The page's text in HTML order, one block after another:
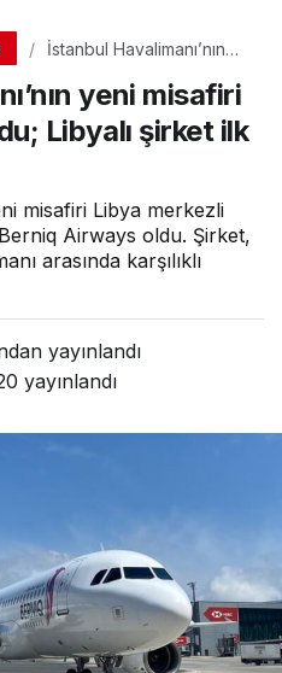
İstanbul Havalimanı’nın
Airways oldu; Libyalı
şirket ilk seferini yaptı
yeni misafiri
Libyalı şirket ilk
misafiri Libya merkezli
Airways oldu. Şirket,
arasında karşılıklı
yayınlandı
yayınlandı